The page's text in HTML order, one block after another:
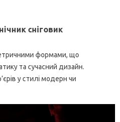
сніговик
формами, що
та сучасний дизайн.
у стилі модерн чи